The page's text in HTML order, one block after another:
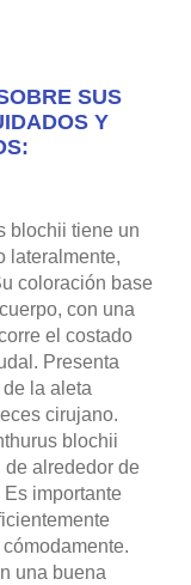
SUS
Y
blochii tiene un
lateralmente,
coloración base
con una
el costado
Presenta
la aleta
cirujano.
blochii
alrededor de
importante
una buena